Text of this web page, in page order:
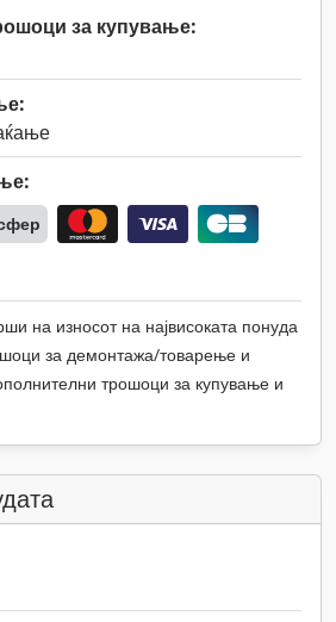
за купување:
на износот на највисоката понуда
за демонтажа/товарење и
трошоци за купување и